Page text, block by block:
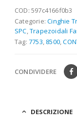
COD: 597c4166f0b3
Categorie:Cinghie
SPC ,Trapezoidali
Tag: 7753 8500 ,
CONDIVIDERE
DESCRIZIONE